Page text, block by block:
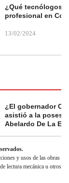
¿Qué tecnólogos
profesional en
13/02/2024
¿El gobernador
asistió a la
Abelardo De La
y usos de las obras
lectura mecánica u otros